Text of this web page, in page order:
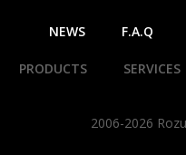
NEWS F.A.Q
PRODUCTS SERVICES
2006-2026